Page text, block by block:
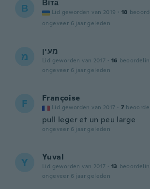
В Віта
Lid geworden van 2019 · 18
ongeveer 6 jaar geleden
מ מעין
Lid geworden van 2017 · 16
ongeveer 6 jaar geleden
F Françoise
Lid geworden van 2017 · 7
pull leger et un peu large
ongeveer 6 jaar geleden
Y Yuval
Lid geworden van 2017 · 13
ongeveer 6 jaar geleden